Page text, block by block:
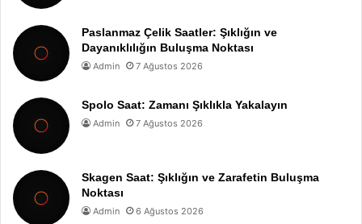
Paslanmaz Çelik Saatler: Şıklığın ve
Dayanıklılığın Buluşma Noktası
Admin 7 Ağustos 2026
Spolo Saat: Zamanı Şıklıkla Yakalayın
Admin 7 Ağustos 2026
Skagen Saat: Şıklığın ve Zarafetin Buluşma
Noktası
Admin 6 Ağustos 2026